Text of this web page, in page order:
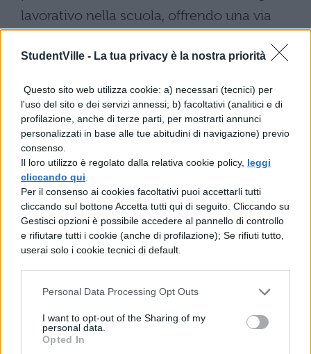
StudentVille - La tua privacy è la nostra priorità
Questo sito web utilizza cookie: a) necessari (tecnici) per
l'uso del sito e dei servizi annessi; b) facoltativi (analitici e di
profilazione, anche di terze parti, per mostrarti annunci
personalizzati in base alle tue abitudini di navigazione) previo
consenso.
Il loro utilizzo è regolato dalla relativa cookie policy, leggi
cliccando qui
Per il consenso ai cookies facoltativi puoi accettarli tutti
cliccando sul bottone Accetta tutti qui di seguito. Cliccando su
Gestisci opzioni è possibile accedere al pannello di controllo
e rifiutare tutti i cookie (anche di profilazione); Se rifiuti tutto,
userai solo i cookie tecnici di default.
Personal Data Processing Opt Outs
I want to opt-out of the Sharing of my
personal data.
Opted In
lavorativo nella scuola, offrendo una via
definitivo del pubblico impiego.
La seconda finalità attiene alla
valorizzazione delle competenze
acquisite nel settore scolastico. Secondo
i proponenti, le esperienze maturate
nell’insegnamento e nella gestione
amministrativa degli istituti costituiscono
un patrimonio professionale spendibile in
altre articolazioni della P.A., favorendo così
una circolazione di conoscenze che
potrebbe migliorare l’efficienza
complessiva del sistema pubblico.
Infine, l’emendamento viene presentato